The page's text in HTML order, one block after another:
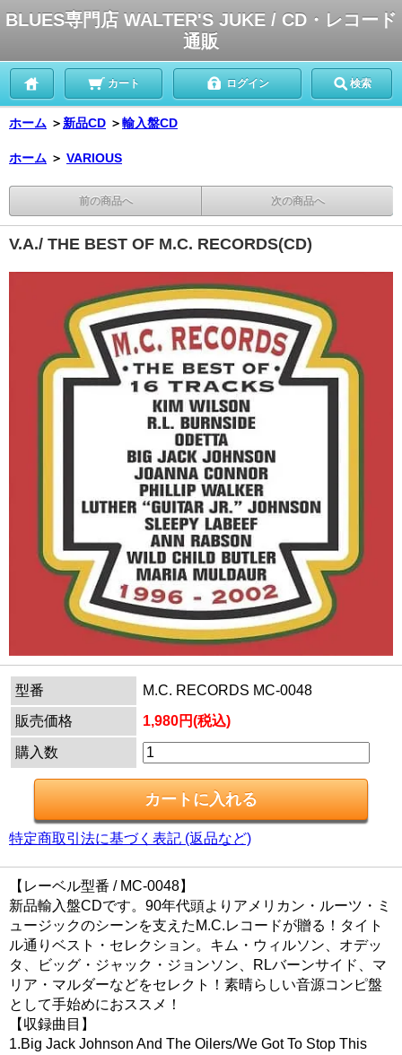
BLUES専門店 WALTER'S JUKE / CD・レコード
通販
カート ログイン 検索
ホーム ＞ 新品CD ＞輸入盤CD
ホーム ＞ VARIOUS
前の商品へ 次の商品へ
V.A./ THE BEST OF M.C. RECORDS(CD)
型番
M.C. RECORDS MC-0048
販売価格
1,980円(税込)
購入数
特定商取引法に基づく表記 (返品など)
【レーベル型番 / MC-0048】
新品輸入盤CDです。90年代頭よりアメリカン・ルーツ・ミ
ュージックのシーンを支えたM.C.レコードが贈る！タイト
ル通りベスト・セレクション。キム・ウィルソン、オデッ
タ、ビッグ・ジャック・ジョンソン、RLバーンサイド、マ
リア・マルダーなどをセレクト！素晴らしい音源コンピ盤
として手始めにおススメ！
【収録曲目】
1.Big Jack Johnson And The Oilers/We Got To Stop This